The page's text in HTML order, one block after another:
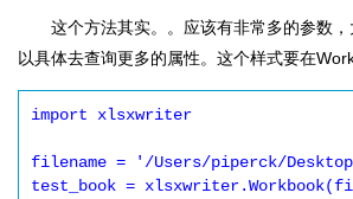
这个方法其实。。应该有非常多的参数
以具体去查询更多的属性。这个样式要在
import xlsxwriter
filename = '/Users/piperck/
test_book =